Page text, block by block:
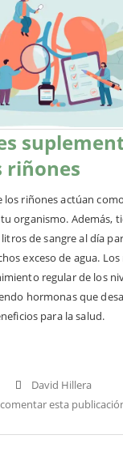
riñones
los riñones actúan
organismo. Además,
de sangre al día
exceso de agua.
regular de los
hormonas que
para la salud.
David Hillera
esta